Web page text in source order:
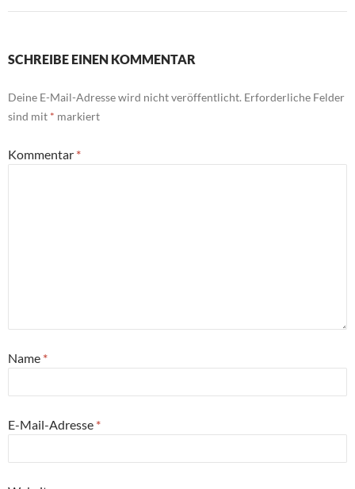
SCHREIBE EINEN KOMMENTAR
Deine E-Mail-Adresse wird nicht veröffentlicht. Erforderliche Felder
sind mit * markiert
Kommentar *
Name *
E-Mail-Adresse *